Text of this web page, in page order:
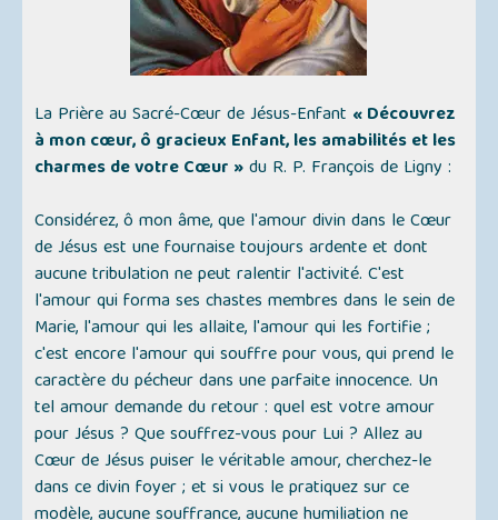
La Prière au Sacré-Cœur de Jésus-Enfant « Découvrez
à mon cœur, ô gracieux Enfant, les amabilités et les
charmes de votre Cœur »du R. P. François de Ligny :
Considérez, ô mon âme, que l'amour divin dans le Cœur
de Jésus est une fournaise toujours ardente et dont
aucune tribulation ne peut ralentir l'activité. C'est
l'amour qui forma ses chastes membres dans le sein de
Marie, l'amour qui les allaite, l'amour qui les fortifie ;
c'est encore l'amour qui souffre pour vous, qui prend le
caractère du pécheur dans une parfaite innocence. Un
tel amour demande du retour : quel est votre amour
pour Jésus ? Que souffrez-vous pour Lui ? Allez au
Cœur de Jésus puiser le véritable amour, cherchez-le
dans ce divin foyer ; et si vous le pratiquez sur ce